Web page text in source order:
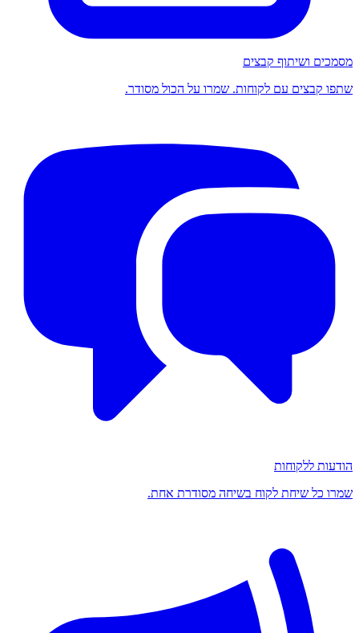
מסמכים ושיתוף קבצים
שתפו קבצים עם לקוחות. שמרו על הכול מסודר.
הודעות ללקוחות
שמרו כל שיחת לקוח בשיחה מסודרת אחת.